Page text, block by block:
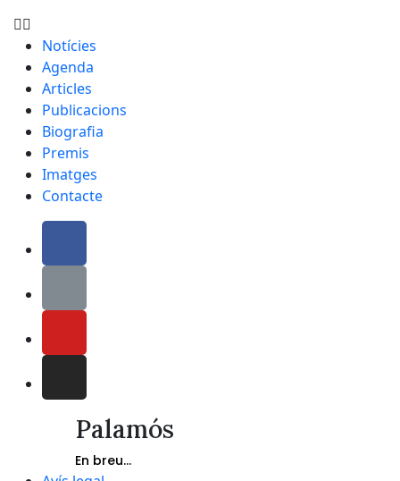
Notícies
Agenda
Articles
Publicacions
Biografia
Premis
Imatges
Contacte
Palamós
En breu...